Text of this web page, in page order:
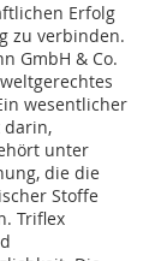
Erfolg
zu verbinden.
GmbH & Co.
wesentlicher
darin,
unter
die die
Stoffe
Triflex